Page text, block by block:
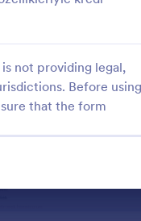
not providing legal,
Before using
that the form
Formu Önizleme